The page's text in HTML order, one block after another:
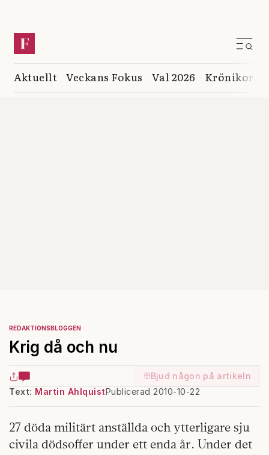
Aktuellt Veckans Fokus Val 2026 Krönikor
REDAKTIONSBLOGGEN
Krig då och nu
Bjud någon på artikeln
Text: Martin AhlquistPublicerad 2010-10-22
27 döda militärt anställda och ytter­ligare sju
civila dödsoffer under ett enda år. Under det